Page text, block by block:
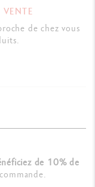
de chez vous
de 10% de